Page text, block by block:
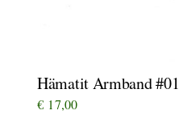
Hämatit Armband #01
€ 17,00